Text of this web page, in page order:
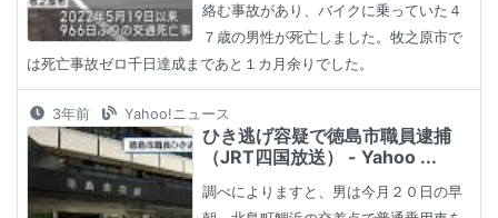
絡む事故があり、バイクに乗っていた４
７歳の男性が死亡しました。牧之原市で
は死亡事故ゼロ千日達成まであと１カ月余りでした。
3年前 Yahoo!ニュース
ひき逃げ容疑で徳島市職員逮捕
（JRT四国放送） - Yahoo ...
調べによりますと、男は今月２０日の早